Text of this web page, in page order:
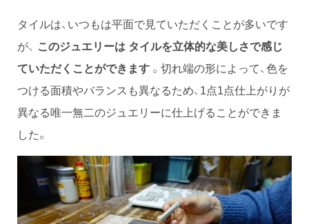
タイルは、いつもは平面で見ていただくことが多いです
が、 このジュエリーは タイルを立体的な美しさで感じ
ていただくことができます 。切れ端の形によって、色を
つける面積やバランスも異なるため、1点1点仕上がりが
異なる唯一無二のジュエリーに仕上げることができま
した。